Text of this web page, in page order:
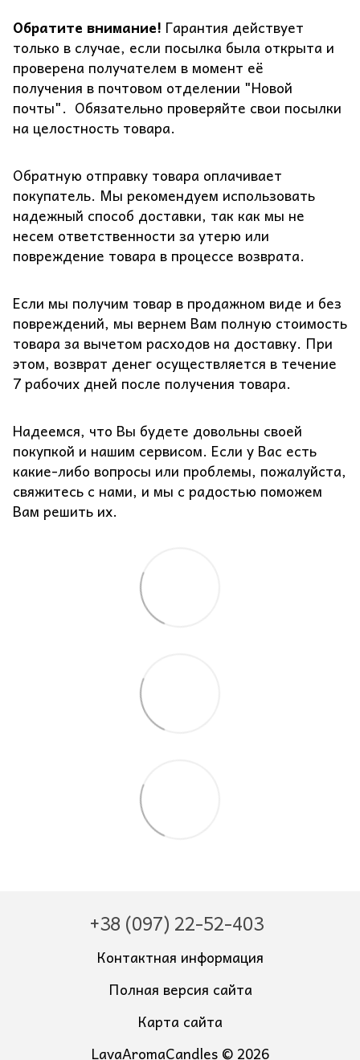
Обратите внимание! Гарантия действует
только в случае, если посылка была открыта и
проверена получателем в момент её
получения в почтовом отделении "Новой
почты". Обязательно проверяйте свои посылки
на целостность товара.
Обратную отправку товара оплачивает
покупатель. Мы рекомендуем использовать
надежный способ доставки, так как мы не
несем ответственности за утерю или
повреждение товара в процессе возврата.
Если мы получим товар в продажном виде и без
повреждений, мы вернем Вам полную стоимость
товара за вычетом расходов на доставку. При
этом, возврат денег осуществляется в течение
7 рабочих дней после получения товара.
Надеемся, что Вы будете довольны своей
покупкой и нашим сервисом. Если у Вас есть
какие-либо вопросы или проблемы, пожалуйста,
свяжитесь с нами, и мы с радостью поможем
Вам решить их.
+38 (097) 22-52-403
Контактная информация
Полная версия сайта
Карта сайта
LavaAromaCandles © 2026